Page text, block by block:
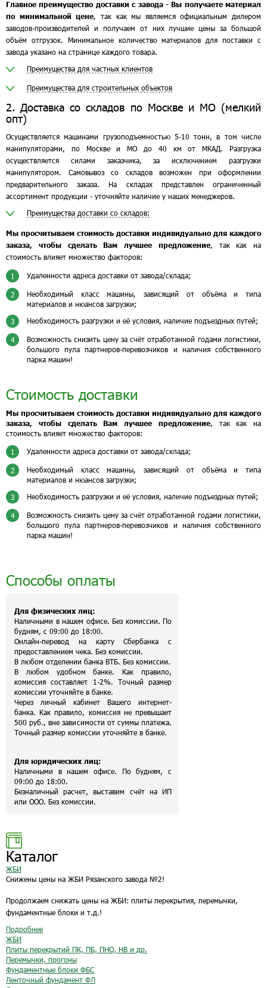
Главное преимущество доставки с завода - Вы получаете материал
по минимальной цене, так как мы являемся официальным дилером
заводов-производителей и получаем от них лучшие цены за большой
объём отгрузок. Минимальное количество материалов для поставки с
завода указано на странице каждого товара.
Преимущества для частных клиентов
Преимущества для строительных объектов
2. Доставка со складов по Москве и МО (мелкий
опт)
Осуществляется машинами грузоподъемностью 5-10 тонн, в том числе
манипуляторами, по Москве и МО до 40 км от МКАД. Разгрузка
осуществляется силами заказчика, за исключением разгрузки
манипулятором. Самовывоз со складов возможен при оформлении
предварительного заказа. На складах представлен ограниченный
ассортимент продукции - уточняйте наличие у наших менеджеров.
Преимущества доставки со складов:
Мы просчитываем стоимость доставки индивидуально для каждого
заказа, чтобы сделать Вам лучшее предложение, так как на
стоимость влияет множество факторов:
1 Удаленности адреса доставки от завода/склада;
2
Необходимый класс машины, зависящий от объёма и типа
материалов и нюансов загрузки;
3 Необходимость разгрузки и её условия, наличие подъездных путей;
4
Возможность снизить цену за счёт отработанной годами логистики,
большого пула партнеров-перевозчиков и наличия собственного
парка машин!
Стоимость доставки
Мы просчитываем стоимость доставки индивидуально для каждого
заказа, чтобы сделать Вам лучшее предложение, так как на
стоимость влияет множество факторов:
1 Удаленности адреса доставки от завода/склада;
2
Необходимый класс машины, зависящий от объёма и типа
материалов и нюансов загрузки;
3 Необходимость разгрузки и её условия, наличие подъездных путей;
4
Возможность снизить цену за счёт отработанной годами логистики,
большого пула партнеров-перевозчиков и наличия собственного
парка машин!
Способы оплаты
Для физических лиц:
Наличными в нашем офисе. Без комиссии. По
будням, с 09:00 до 18:00.
Онлайн-перевод на карту Сбербанка с
предоставлением чека. Без комиссии.
В любом отделении банка ВТБ. Без комиссии.
В любом удобном банке. Как правило,
комиссия составляет 1-2%. Точный размер
комиссии уточняйте в банке.
Через личный кабинет Вашего интернет-
банка. Как правило, комиссия не превышает
500 руб., вне зависимости от суммы платежа.
Точный размер комиссии уточняйте в банке.
Для юридических лиц:
Наличными в нашем офисе. По будням, с
09:00 до 18:00.
Безналичный расчет, выставим счёт на ИП
или ООО. Без комиссии.
Каталог
ЖБИ
Снижены цены на ЖБИ Рязанского завода №2!
Продолжаем снижать цены на ЖБИ: плиты перекрытия, перемычки,
фундаментные блоки и т.д.!
Подробнее
ЖБИ
Плиты перекрытий ПК, ПБ, ПНО, НВ и др.
Перемычки, прогоны
Фундаментные блоки ФБС
Ленточный фундамент ФЛ